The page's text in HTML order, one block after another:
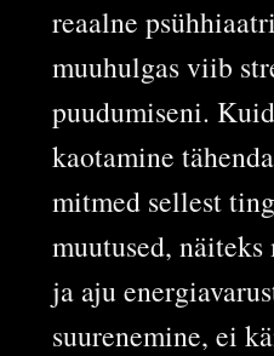
reaalne
muuhulgas viib
puudumiseni.
kaotamine
mitmed sellest
muutused,
ja aju
suurenemine, ei